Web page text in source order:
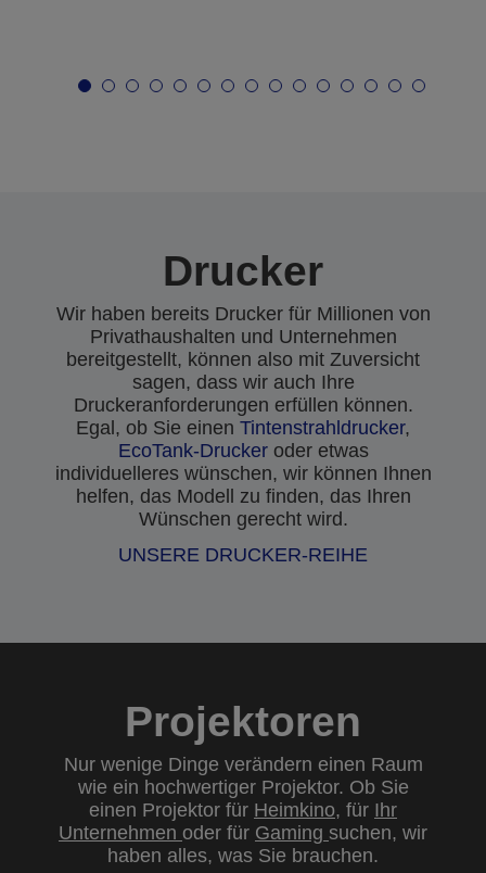
Drucker
Wir haben bereits Drucker für Millionen von
Privathaushalten und Unternehmen
bereitgestellt, können also mit Zuversicht
sagen, dass wir auch Ihre
Druckeranforderungen erfüllen können.
Egal, ob Sie einen Tintenstrahldrucker,
EcoTank-Druckeroder etwas
individuelleres wünschen, wir können Ihnen
helfen, das Modell zu finden, das Ihren
Wünschen gerecht wird.
UNSERE DRUCKER-REIHE
Projektoren
Nur wenige Dinge verändern einen Raum
wie ein hochwertiger Projektor. Ob Sie
einen Projektor für Heimkino, für Ihr
Unternehmen oder für Gaming suchen, wir
haben alles, was Sie brauchen.